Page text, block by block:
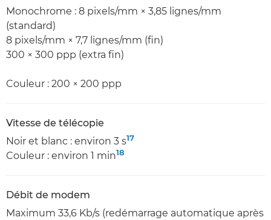
Monochrome : 8 pixels/mm × 3,85 lignes/mm
(standard)
8 pixels/mm × 7,7 lignes/mm (fin)
300 × 300 ppp (extra fin)
Couleur : 200 × 200 ppp
Vitesse de télécopie
Noir et blanc : environ 3 s17
Couleur : environ 1 min18
Débit de modem
Maximum 33,6 Kb/s (redémarrage automatique après